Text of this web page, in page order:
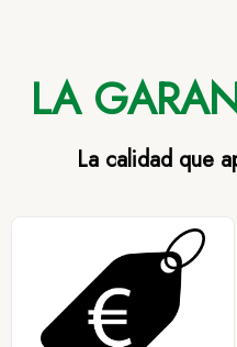
LA
La calidad que